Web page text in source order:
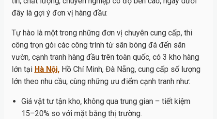
đây là gợi ý đơn vị hàng đầu:
Tự hào là một trong những đơn vị chuyên cung cấp, thi
công trọn gói các công trình từ sân bóng đá đến sân
vườn, cạnh tranh hàng đầu trên toàn quốc, có 3 kho hàng
lớn tại Hà Nội, Hồ Chí Minh, Đà Nẵng, cung cấp số lượng
lớn theo nhu cầu, cùng những ưu điểm cạnh tranh như:
Giá vật tư tận kho, không qua trung gian – tiết kiệm
15–20% so với mặt bằng thị trường.